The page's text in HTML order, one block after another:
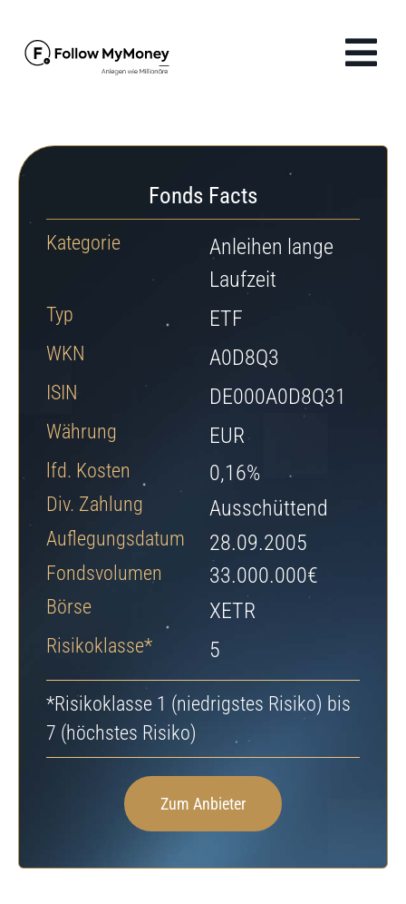
Inhalt
Lösungen
Anmelden
Fonds Facts
Kategorie
Anleihen lange
Laufzeit
Typ ETF
WKN A0D8Q3
ISIN DE000A0D8Q31
Währung EUR
lfd. Kosten 0,16%
Div. Zahlung Ausschüttend
Auflegungsdatum 28.09.2005
Fondsvolumen 33.000.000€
Börse XETR
Risikoklasse* 5
*Risikoklasse 1 (niedrigstes Risiko) bis
7 (höchstes Risiko)
Zum Anbieter